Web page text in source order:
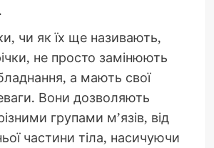
чи як їх ще називають,
не просто замінюють
а мають свої
Вони дозволяють
групами м’язів, від
частини тіла, насичуючи